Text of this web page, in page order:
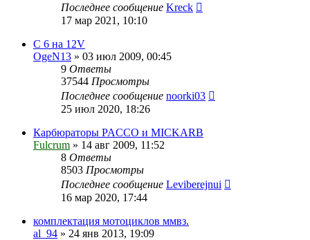
Последнее сообщение Kreck
17 мар 2021, 10:10
С 6 на 12V
OgeN13 » 03 июл 2009, 00:45
9 Ответы
37544 Просмотры
Последнее сообщение noorki03
25 июл 2020, 18:26
Карбюраторы PACCO и MICKARB
Fulcrum » 14 авг 2009, 11:52
8 Ответы
8503 Просмотры
Последнее сообщение Leviberejnui
16 мар 2020, 17:44
комплектация мотоциклов ммвз.
al_94 » 24 янв 2013, 19:09